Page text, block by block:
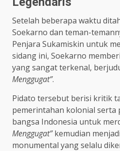
Setelah beberapa waktu
Soekarno dan teman-
Penjara Sukamiskin untuk
sidang ini, Soekarno
yang sangat terkenal,
Menggugat”.
Pidato tersebut berisi kritik
pemerintahan kolonial serta
bangsa Indonesia untuk
Menggugat”kemudian
monumental yang selalu